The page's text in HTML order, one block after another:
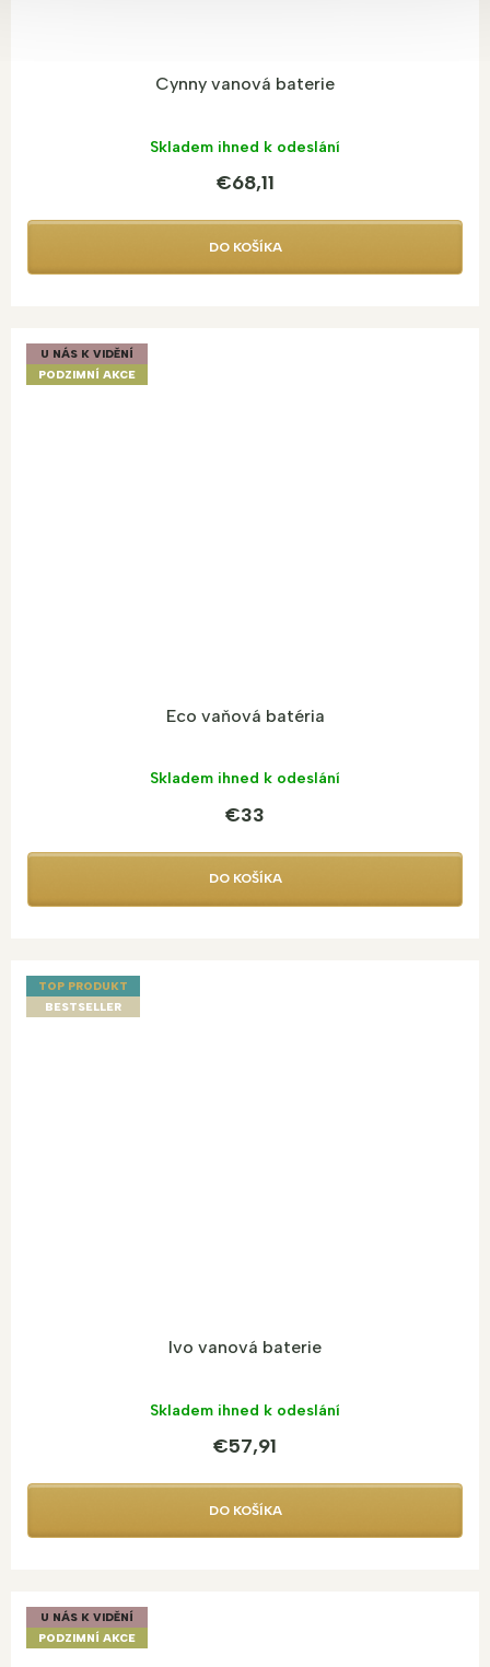
Cynny vanová baterie
Skladem ihned k odeslání
€68,11
DO KOŠÍKA
U NÁS K VIDĚNÍ
PODZIMNÍ AKCE
Eco vaňová batéria
Skladem ihned k odeslání
€33
DO KOŠÍKA
TOP PRODUKT
BESTSELLER
Ivo vanová baterie
Skladem ihned k odeslání
€57,91
DO KOŠÍKA
U NÁS K VIDĚNÍ
PODZIMNÍ AKCE